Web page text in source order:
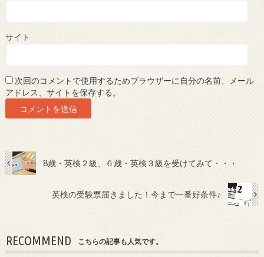
サイト
次回のコメントで使用するためブラウザーに自分の名前、メール
アドレス、サイトを保存する。
8歳・英検２級、６歳・英検３級を受けてみて・・・
英検の受験票届きました！今まで一番好条件♪
RECOMMEND こちらの記事も人気です。